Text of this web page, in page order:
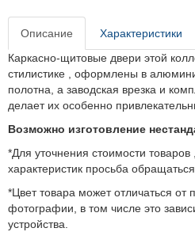
Описание Характеристики
Каркасно-щитовые двери этой
стилистике , оформлены в
полотна, а заводская врезка и
делает их особенно
Возможно изготовление
*Для уточнения стоимости
характеристик просьба
*Цвет товара может отличаться от
фотографии, в том числе это
устройства.